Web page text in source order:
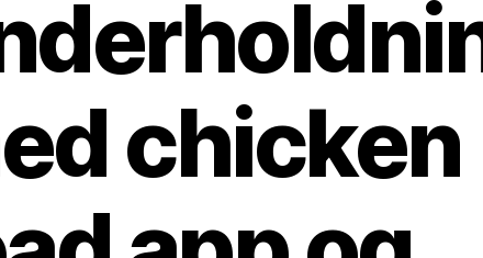
chicken